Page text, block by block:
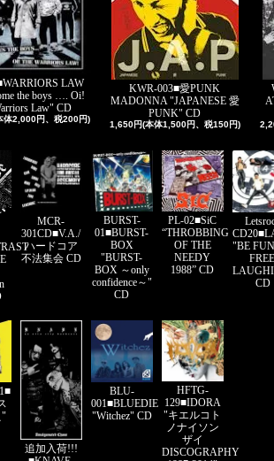
LAW
the boys …. Oi!
Law" CD
体2,000円、税200円)
KWR-003■愛PUNK
MADONNA "JAPANESE 愛
PUNK" CD
1,650円(本体1,500円、税150円)
MCR-
301CD■V.A./
ハードコア
不法集会 CD
BURST-
01■BURST-
BOX
"BURST-
BOX ～only
confidence～"
CD
PL-02■SiC
“THROBBING
OF THE
NEEDY
1988” CD
"BE
CD
"
追加入荷!!!
BLU-
001■BLUEDIE
"Witchez" CD
HFTG-
129■IDORA
"キエルコト
ノナイソン
ザイ
DISCOGRAPHY